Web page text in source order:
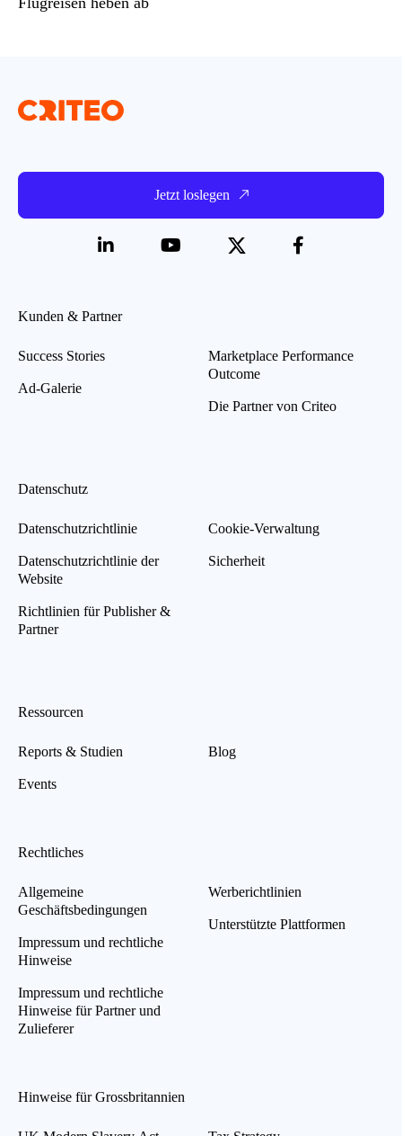
Jetzt loslegen
Kunden & Partner
Success Stories
Ad-Galerie
Marketplace Performance
Outcome
Die Partner von Criteo
Datenschutz
Datenschutzrichtlinie
Datenschutzrichtlinie der
Website
Richtlinien für Publisher &
Partner
Cookie-Verwaltung
Sicherheit
Ressourcen
Reports & Studien
Events
Blog
Rechtliches
Allgemeine
Geschäftsbedingungen
Impressum und rechtliche
Hinweise
Impressum und rechtliche
Hinweise für Partner und
Zulieferer
Werberichtlinien
Unterstützte Plattformen
Hinweise für Grossbritannien